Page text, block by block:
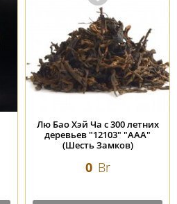
Лю Бао Хэй Ча с 300 летних
деревьев "12103" "ААА"
(Шесть Замков)
0 Br